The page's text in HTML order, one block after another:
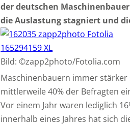
der deutschen
die Auslastung stagniert und
Bild: ©zapp2photo/Fotolia.com
Maschinenbauern immer
mittlerweile 40% der Befragten
Vor einem Jahr waren lediglich
innerhalb eines Jahres hat sich